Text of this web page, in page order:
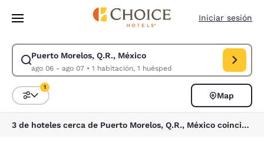
Pasar A Contenido Principal
Iniciar sesión
Puerto Morelos, Q.R., México
ago 06 - ago 07• 1 habitación, 1 huésped
Modificar la búsqueda de Puerto Morelos, Q.R., México. Fecha de
Ordenar y filtrar
1
Map
3 de hoteles cerca de Puerto Morelos, Q.R., México coinciden con tus filtros